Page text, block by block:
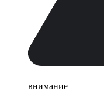
внимание